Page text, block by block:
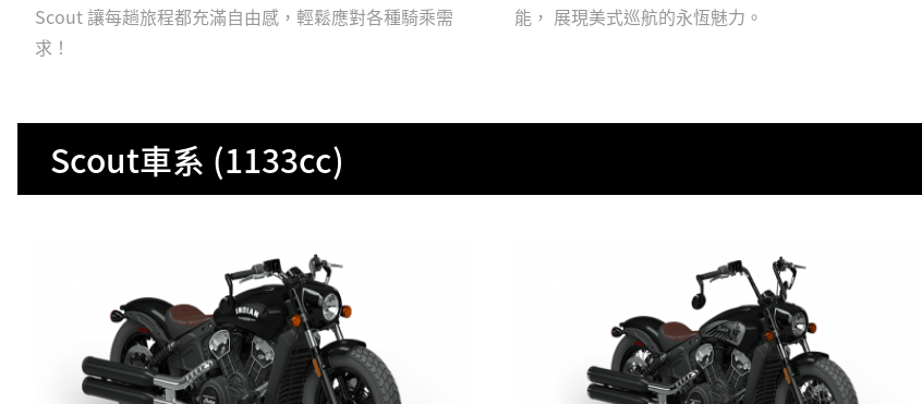
Scout 讓每趟旅程都充滿自由感，輕鬆應對各種騎乘需
求！
能， 展現美式巡航的永恆魅力。
Scout車系 (1133cc)